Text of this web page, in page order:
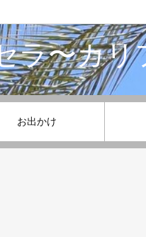
ラ〜カ
お出かけ